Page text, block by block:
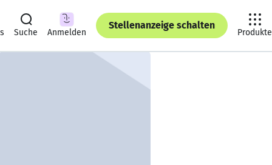
Suche Anmelden
Stellenanzeige schalten
Produkte